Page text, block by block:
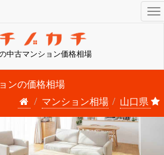
中古マンション価格相場
ンの価格相場
マンション相場
山口県